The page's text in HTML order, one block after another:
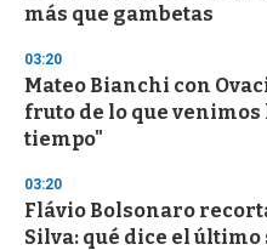
más que gambetas
03:20
Mateo Bianchi con
fruto de lo que
tiempo"
03:20
Flávio Bolsonaro
Silva: qué dice el último